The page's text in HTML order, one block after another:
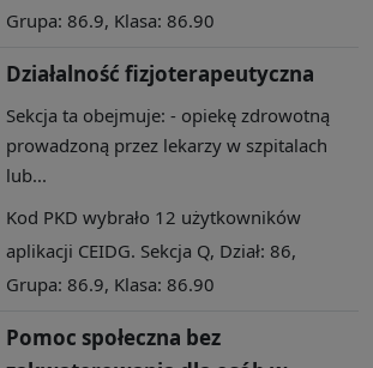
Grupa: 86.9, Klasa: 86.90
Działalność fizjoterapeutyczna
Sekcja ta obejmuje: - opiekę zdrowotną
prowadzoną przez lekarzy w szpitalach
lub...
Kod PKD wybrało 12 użytkowników
aplikacji CEIDG. Sekcja Q, Dział: 86,
Grupa: 86.9, Klasa: 86.90
Pomoc społeczna bez